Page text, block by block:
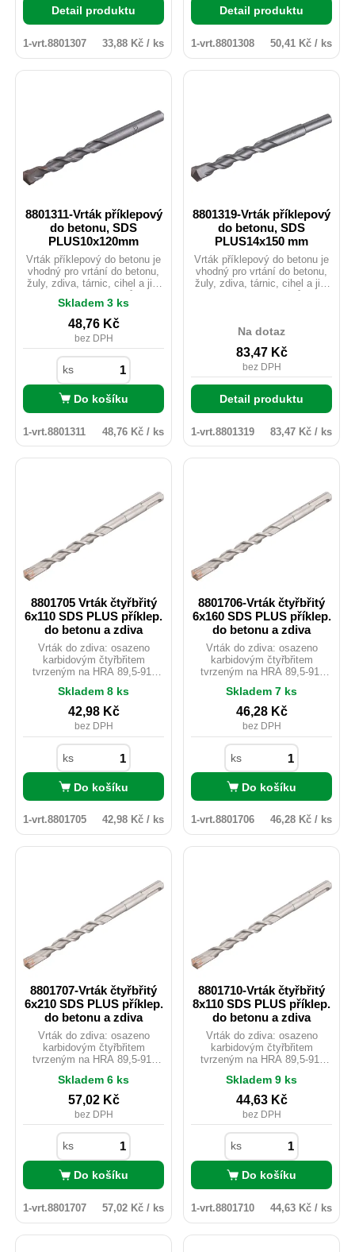
Detail produktu
1-vrt.8801307 33,88 Kč / ks
Detail produktu
1-vrt.8801308 50,41 Kč / ks
8801311-Vrták příklepový
do betonu, SDS
PLUS10x120mm
Vrták příklepový do betonu je
vhodný pro vrtání do betonu,
žuly, zdiva, tárnic, cihel a jim
Karbidový hrot tvrzený na
HRA 89,5-90 zaručuje razantní
průchod vrtáku materiálem.
Skladem 3 ks
48,76 Kč
bez DPH
ks
Do košíku
1-vrt.8801311 48,76 Kč / ks
8801319-Vrták příklepový
do betonu, SDS
PLUS14x150 mm
Vrták příklepový do betonu je
vhodný pro vrtání do betonu,
žuly, zdiva, tárnic, cihel a jim
průchod vrtáku materiálem.
Na dotaz
83,47 Kč
bez DPH
Detail produktu
1-vrt.8801319 83,47 Kč / ks
8801705 Vrták čtyřbřitý
6x110 SDS PLUS příklep.
do betonu a zdiva
Vrták do zdiva: osazeno
karbidovým čtyřbřitem
tvrzeným na HRA 89,5-91,
teplotám a zajišťuje tak vyšší
životnost spolu s razantnějším
průchodem vrtaným
materiálem. Vhodné pro vrtání
do betonu, žuly, zdiva, cihel,
tvárnic atd.
Skladem 8 ks
42,98 Kč
bez DPH
ks
Do košíku
1-vrt.8801705 42,98 Kč / ks
8801706-Vrták čtyřbřitý
6x160 SDS PLUS příklep.
do betonu a zdiva
Vrták do zdiva: osazeno
karbidovým čtyřbřitem
tvrzeným na HRA 89,5-91,
teplotám a zajišťuje tak vyšší
životnost spolu s razantnějším
průchodem vrtaným
materiálem. Vhodné pro vrtání
do betonu, žuly, zdiva, cihel,
tvárnic atd.
Skladem 7 ks
46,28 Kč
bez DPH
ks
Do košíku
1-vrt.8801706 46,28 Kč / ks
8801707-Vrták čtyřbřitý
6x210 SDS PLUS příklep.
do betonu a zdiva
Vrták do zdiva: osazeno
karbidovým čtyřbřitem
tvrzeným na HRA 89,5-91,
teplotám a zajišťuje tak vyšší
životnost spolu s razantnějším
průchodem vrtaným
materiálem. Vhodné pro vrtání
do betonu, žuly, zdiva, cihel,
tvárnic atd.
Skladem 6 ks
57,02 Kč
bez DPH
ks
Do košíku
1-vrt.8801707 57,02 Kč / ks
8801710-Vrták čtyřbřitý
8x110 SDS PLUS příklep.
do betonu a zdiva
Vrták do zdiva: osazeno
karbidovým čtyřbřitem
tvrzeným na HRA 89,5-91,
teplotám a zajišťuje tak vyšší
životnost spolu s razantnějším
průchodem vrtaným
materiálem. Vhodné pro vrtání
do betonu, žuly, zdiva, cihel,
tvárnic atd.
Skladem 9 ks
44,63 Kč
bez DPH
ks
Do košíku
1-vrt.8801710 44,63 Kč / ks